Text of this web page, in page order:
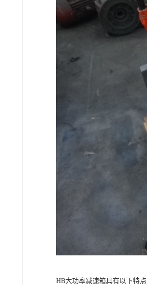
HB大功率减速箱具有以下特点